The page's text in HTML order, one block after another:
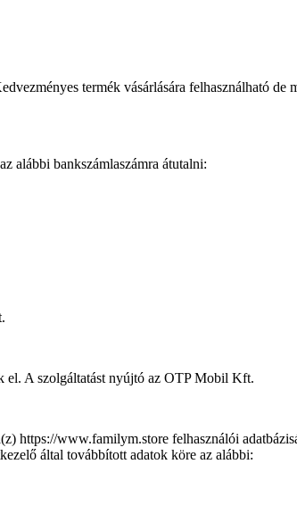
termék vásárlására felhasználható de
alábbi bankszámlaszámra átutalni:
el. A szolgáltatást nyújtó az OTP Mobil Kft.
https://www.familym.store felhasználói
által továbbított adatok köre az alábbi: